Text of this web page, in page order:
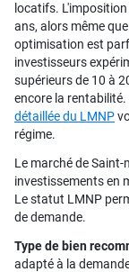
locatifs.
ans, alors même
optimisation est
investisseurs
supérieurs de 10 à
encore la
détaillée du LMNP
régime.
Le marché de
investissements en
Le statut LMNP
de demande.
Type de bien
adapté à la